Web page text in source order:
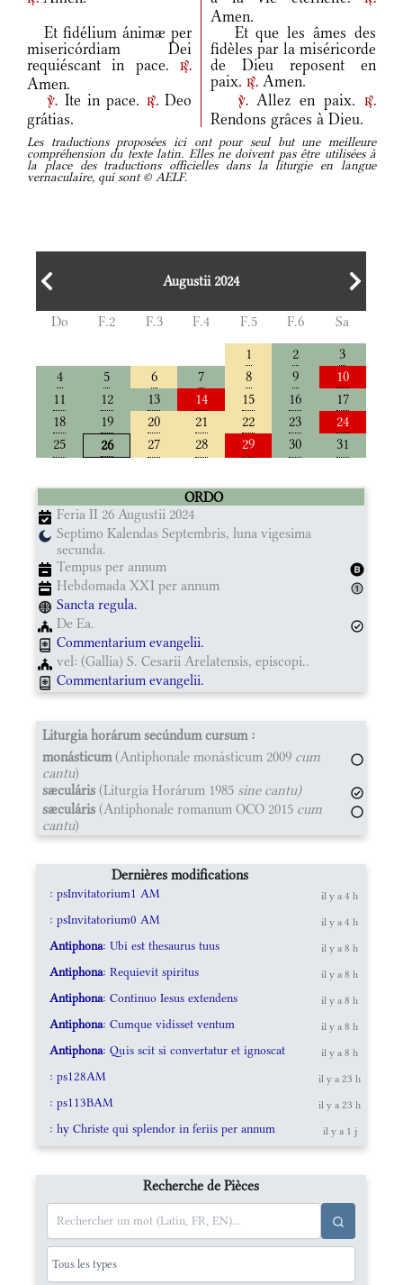
Amen.
Et fidélium ánimæ per
misericórdiam Dei
requiéscant in pace.
r.
Amen.
Et que les âmes des
fidèles par la miséricorde
de Dieu reposent en
paix. r. Amen.
v. Ite in pace. r.Deo
grátias.
v.Allez en paix.r.
Rendons grâces à Dieu.
Les traductions proposées ici ont pour seul but une meilleure
compréhension du texte latin. Elles ne doivent pas être utilisées à
la place des traductions officielles dans la liturgie en langue
vernaculaire, qui sont © AELF.
Augustii 2024
Do F.2 F.3 F.4 F.5 F.6
Sa
1
2
3
4
5 6 7 8 9
10
11
12 13 14 15 16
17
18
19 20 21 22 23
24
25
26 27 28 29 30 31
ORDO
Feria II 26 Augustii 2024
Septimo Kalendas Septembris, luna vigesima
secunda.
Tempus per annum
Hebdomada XXI per annum
Sancta regula.
De Ea.
Commentarium evangelii.
vel: (Gallia) S. Cesarii Arelatensis, episcopi..
Commentarium evangelii.
Liturgia horárum secúndum cursum :
monásticum(Antiphonale monásticum 2009 cum
cantu)
sæculáris (Liturgia Horárum 1985 sine cantu)
sæculáris (Antiphonale romanum OCO 2015 cum
cantu)
Dernières modifications
: psInvitatorium1 AM il y a 4 h
: psInvitatorium0 AM il y a 4 h
Antiphona: Ubi est thesaurus tuus il y a 8 h
Antiphona: Requievit spiritus il y a 8 h
Antiphona: Continuo Iesus extendens il y a 8 h
Antiphona: Cumque vidisset ventum il y a 8 h
Antiphona: Quis scit si convertatur et ignoscat il y a 8 h
: ps128AM il y a 23 h
: ps113BAM il y a 23 h
: hy Christe qui splendor in feriis per annum il y a 1 j
Recherche de Pièces